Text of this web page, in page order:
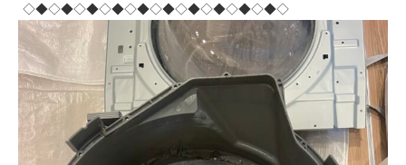
◇◆◇◆◇◆◇◆◇◆◇◆◇◆◇◆◇◆◇◆◇